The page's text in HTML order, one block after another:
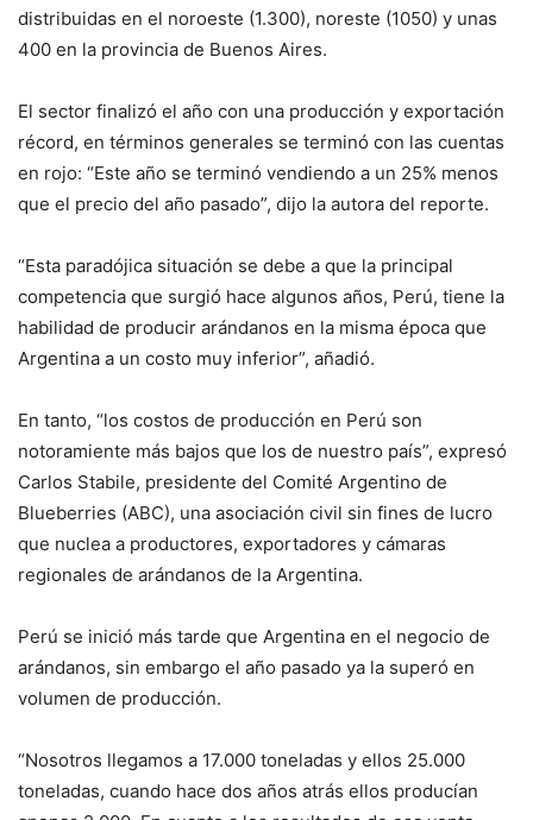
distribuidas en el noroeste (1.300), noreste (1050) y unas
400 en la provincia de Buenos Aires.
El sector finalizó el año con una producción y exportación
récord, en términos generales se terminó con las cuentas
en rojo: “Este año se terminó vendiendo a un 25% menos
que el precio del año pasado”, dijo la autora del reporte.
“Esta paradójica situación se debe a que la principal
competencia que surgió hace algunos años, Perú, tiene la
habilidad de producir arándanos en la misma época que
Argentina a un costo muy inferior”, añadió.
En tanto, “los costos de producción en Perú son
notoramiente más bajos que los de nuestro país”, expresó
Carlos Stabile, presidente del Comité Argentino de
Blueberries (ABC), una asociación civil sin fines de lucro
que nuclea a productores, exportadores y cámaras
regionales de arándanos de la Argentina.
Perú se inició más tarde que Argentina en el negocio de
arándanos, sin embargo el año pasado ya la superó en
volumen de producción.
“Nosotros llegamos a 17.000 toneladas y ellos 25.000
toneladas, cuando hace dos años atrás ellos producían